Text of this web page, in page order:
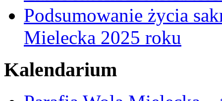
Podsumowanie życia
Mielecka 2025 roku
Kalendarium